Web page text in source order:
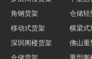
角钢货架
仓储
移动式货架
横梁式
深圳阁楼货架
佛山
仓储货架
重型阁